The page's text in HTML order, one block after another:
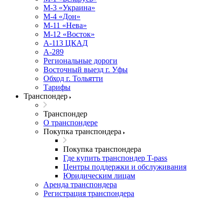
М-3 «Украина»
М-4 «Дон»
М-11 «Нева»
М-12 «Восток»
А-113 ЦКАД
А-289
Региональные дороги
Восточный выезд г. Уфы
Обход г. Тольятти
Тарифы
Транспондер
Транспондер
О транспондере
Покупка транспондера
Покупка транспондера
Где купить транспондер T-pass
Центры поддержки и обслуживания
Юридическим лицам
Аренда транспондера
Регистрация транспондера